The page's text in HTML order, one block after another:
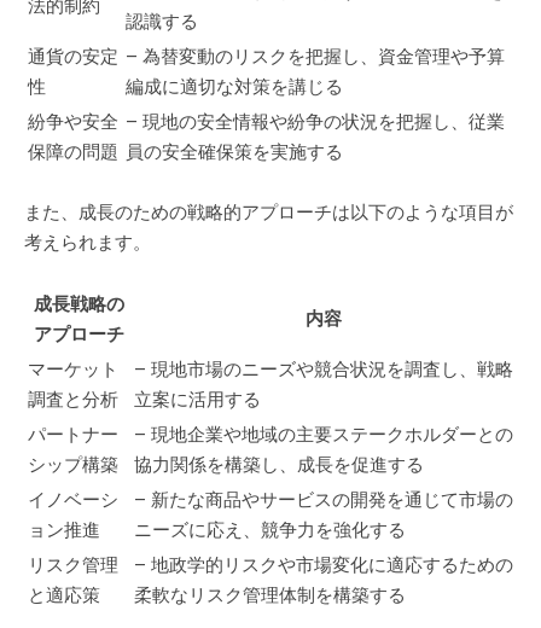
法的制約
認識する
通貨の安定
性
– 為替変動のリスクを把握し、資金管理や予算
編成に適切な対策を講じる
紛争や安全
保障の問題
– 現地の安全情報や紛争の状況を把握し、従業
員の安全確保策を実施する
また、成長のための戦略的アプローチは以下のような項目が
考えられます。
成長戦略の
アプローチ
内容
マーケット
調査と分析
– 現地市場のニーズや競合状況を調査し、戦略
立案に活用する
パートナー
シップ構築
– 現地企業や地域の主要ステークホルダーとの
協力関係を構築し、成長を促進する
イノベーシ
ョン推進
– 新たな商品やサービスの開発を通じて市場の
ニーズに応え、競争力を強化する
リスク管理
と適応策
– 地政学的リスクや市場変化に適応するための
柔軟なリスク管理体制を構築する